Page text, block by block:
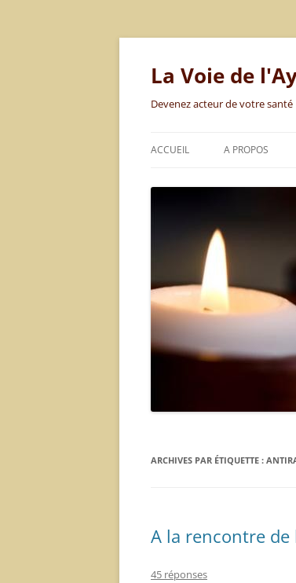
Aller
La Voie de
Devenez acteur de votre santé
ACCUEIL A PROPOS
ARCHIVES PAR ÉTIQUETTE :
A la rencontre de
45 réponses